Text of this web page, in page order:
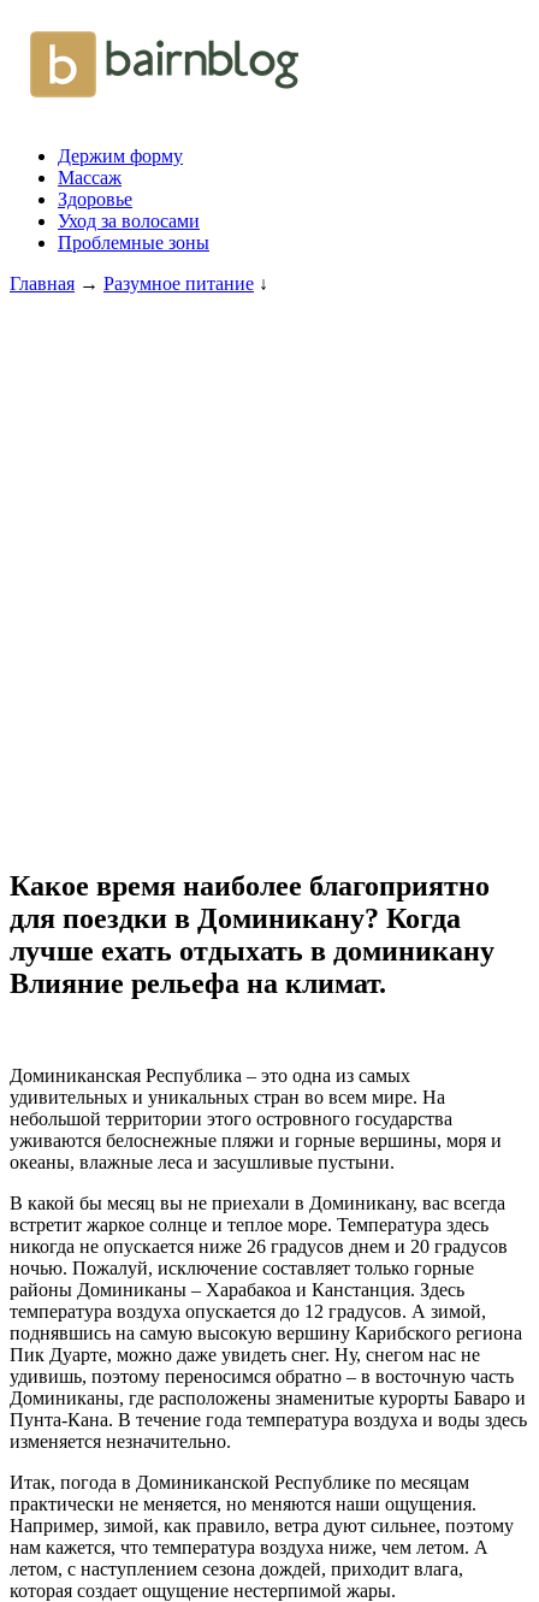
Держим форму
Массаж
Здоровье
Уход за волосами
Проблемные зоны
Главная → Разумное питание ↓
Какое время наиболее благоприятно
для поездки в Доминикану? Когда
лучше ехать отдыхать в доминикану
Влияние рельефа на климат.
Доминиканская Республика – это одна из самых
удивительных и уникальных стран во всем мире. На
небольшой территории этого островного государства
уживаются белоснежные пляжи и горные вершины, моря и
океаны, влажные леса и засушливые пустыни.
В какой бы месяц вы не приехали в Доминикану, вас всегда
встретит жаркое солнце и теплое море. Температура здесь
никогда не опускается ниже 26 градусов днем и 20 градусов
ночью. Пожалуй, исключение составляет только горные
районы Доминиканы – Харабакоа и Канстанция. Здесь
температура воздуха опускается до 12 градусов. А зимой,
поднявшись на самую высокую вершину Карибского региона
Пик Дуарте, можно даже увидеть снег. Ну, снегом нас не
удивишь, поэтому переносимся обратно – в восточную часть
Доминиканы, где расположены знаменитые курорты Баваро и
Пунта-Кана. В течение года температура воздуха и воды здесь
изменяется незначительно.
Итак, погода в Доминиканской Республике по месяцам
практически не меняется, но меняются наши ощущения.
Например, зимой, как правило, ветра дуют сильнее, поэтому
нам кажется, что температура воздуха ниже, чем летом. А
летом, с наступлением сезона дождей, приходит влага,
которая создает ощущение нестерпимой жары.